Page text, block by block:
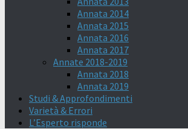
Annata 2014
Annata 2015
Annata 2016
Annata 2017
Annate 2018-2019
Annata 2018
Annata 2019
Studi & Approfondimenti
Varietà & Errori
L’Esperto risponde